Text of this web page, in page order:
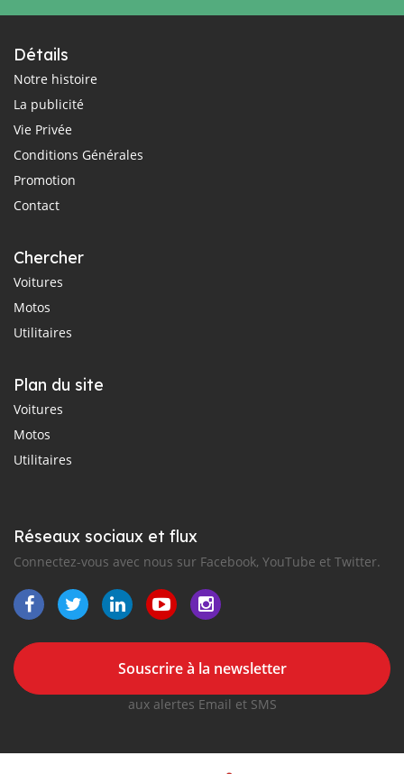
Détails
Notre histoire
La publicité
Vie Privée
Conditions Générales
Promotion
Contact
Chercher
Voitures
Motos
Utilitaires
Plan du site
Voitures
Motos
Utilitaires
Réseaux sociaux et flux
Connectez-vous avec nous sur Facebook, YouTube et Twitter.
Souscrire à la newsletter
aux alertes Email et SMS